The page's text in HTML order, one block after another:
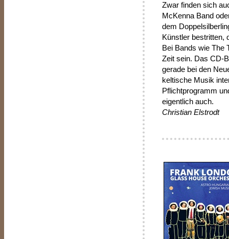
Zwar finden sich
McKenna Band
dem
Künstler bestritten,
Bei Bands wie The
Zeit sein. Das CD-
gerade bei den
keltische Musik
Pflichtprogramm
eigentlich auch.
Christian Elstrodt